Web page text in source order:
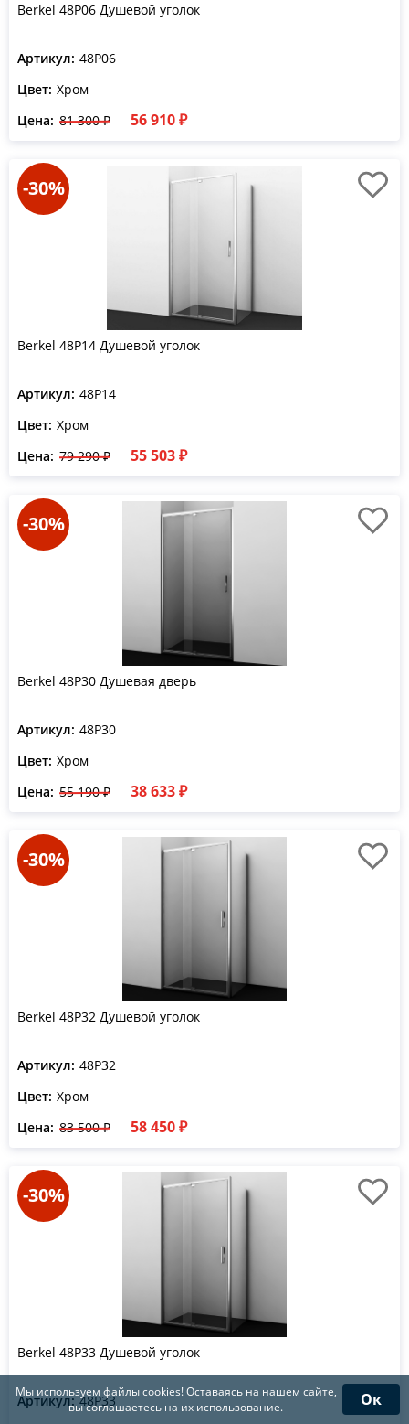
Berkel 48P06 Душевой уголок
Артикул: 48P06
Цвет: Хром
Цена: 81 300 ₽ 56 910 ₽
-30%
Berkel 48P14 Душевой уголок
Артикул: 48P14
Цвет: Хром
Цена: 79 290 ₽ 55 503 ₽
-30%
Berkel 48P30 Душевая дверь
Артикул: 48P30
Цвет: Хром
Цена: 55 190 ₽ 38 633 ₽
-30%
Berkel 48P32 Душевой уголок
Артикул: 48P32
Цвет: Хром
Цена: 83 500 ₽ 58 450 ₽
-30%
Berkel 48P33 Душевой уголок
Артикул: 48P33
Мы используем файлыcookies! Оставаясь на нашем сайте,
вы соглашаетесь на их использование.
Ок